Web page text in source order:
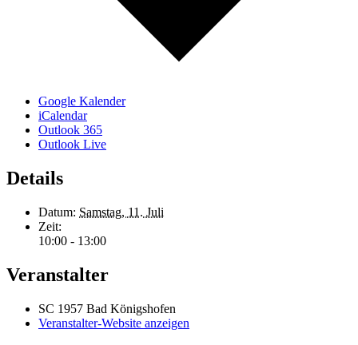
Google Kalender
iCalendar
Outlook 365
Outlook Live
Details
Datum: Samstag, 11. Juli
Zeit:
10:00 - 13:00
Veranstalter
SC 1957 Bad Königshofen
Veranstalter-Website anzeigen